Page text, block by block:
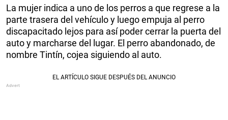
La mujer indica a uno de los perros a que regrese a la
parte trasera del vehículo y luego empuja al perro
discapacitado lejos para así poder cerrar la puerta del
auto y marcharse del lugar. El perro abandonado, de
nombre Tintín, cojea siguiendo al auto.